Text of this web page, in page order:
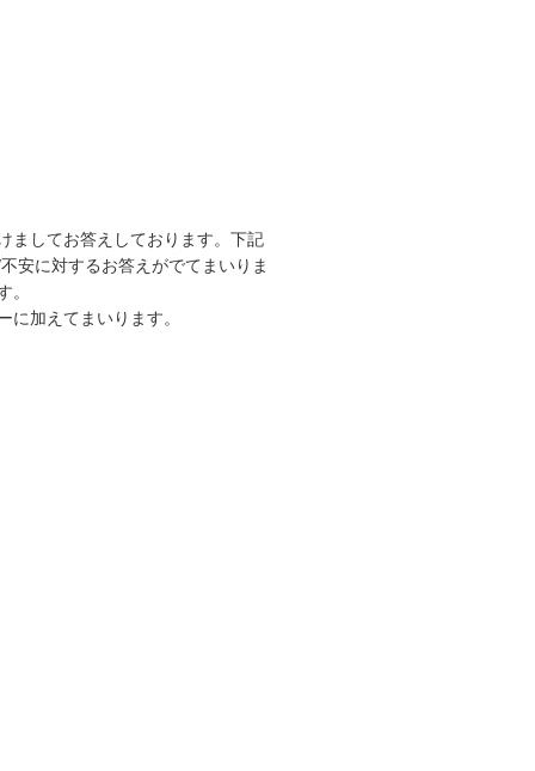
ましてお答えしております。下記
安に対するお答えがでてまいりま
。
加えてまいります。